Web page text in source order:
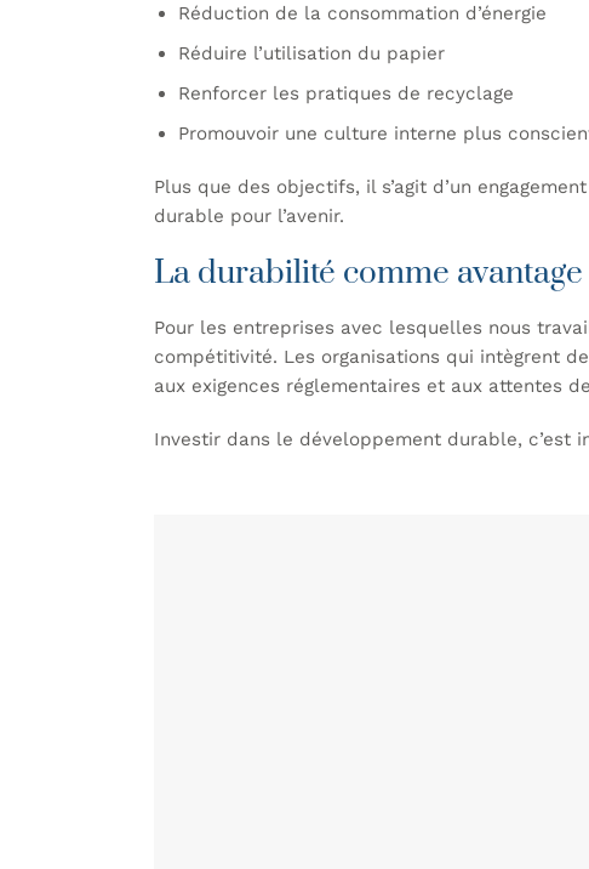
Réduction de la consommation d’énergie
Réduire l’utilisation du papier
Renforcer les pratiques de recyclage
Promouvoir une culture interne plus
Plus que des objectifs, il s’agit d’un
durable pour l’avenir.
La durabilité comme
Pour les entreprises avec lesquelles nous
compétitivité. Les organisations qui intègrent
aux exigences réglementaires et aux attentes
Investir dans le développement durable, c’est